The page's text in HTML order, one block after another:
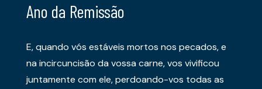
Ano da Remissão
E, quando vós estáveis mortos nos pecados, e
na incircuncisão da vossa carne, vos vivificou
juntamente com ele, perdoando-vos todas as